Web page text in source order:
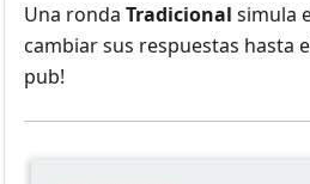
Una ronda Tradicional simula
cambiar sus respuestas hasta
pub!